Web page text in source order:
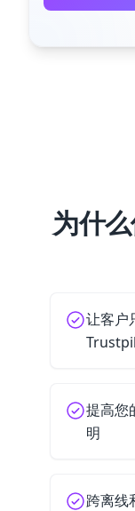
为什
让客户
提高您
明
跨离线